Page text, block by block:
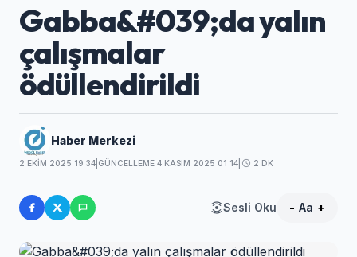
Gabba&#039;da yalın
çalışmalar
ödüllendirildi
Haber Merkezi
2 EKIM 2025 19:34 GÜNCELLEME 4 KASIM 2025 01:14 2 DK
Sesli Oku - Aa +